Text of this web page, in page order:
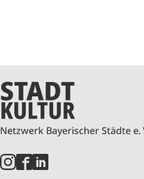
Netzwerk Bayerischer Städte e.